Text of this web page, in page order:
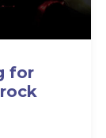
for